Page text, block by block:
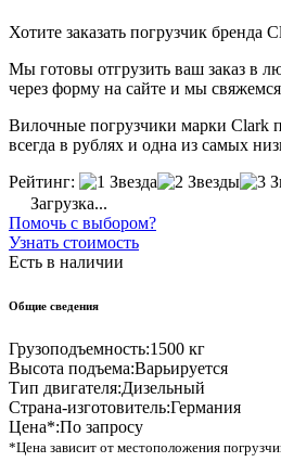
Хотите заказать погрузчик бренда
Мы готовы отгрузить ваш заказ в
через форму на сайте и мы
Вилочные погрузчики марки Clark
всегда в рублях и одна из самых
Рейтинг:
Загрузка...
Помочь с выбором?
Узнать стоимость
Есть в наличии
Общие сведения
Грузоподъемность:1500 кг
Высота подъема:Варьируется
Тип двигателя:Дизельный
Страна-изготовитель:Германия
Цена*:По запросу
*Цена зависит от местоположения